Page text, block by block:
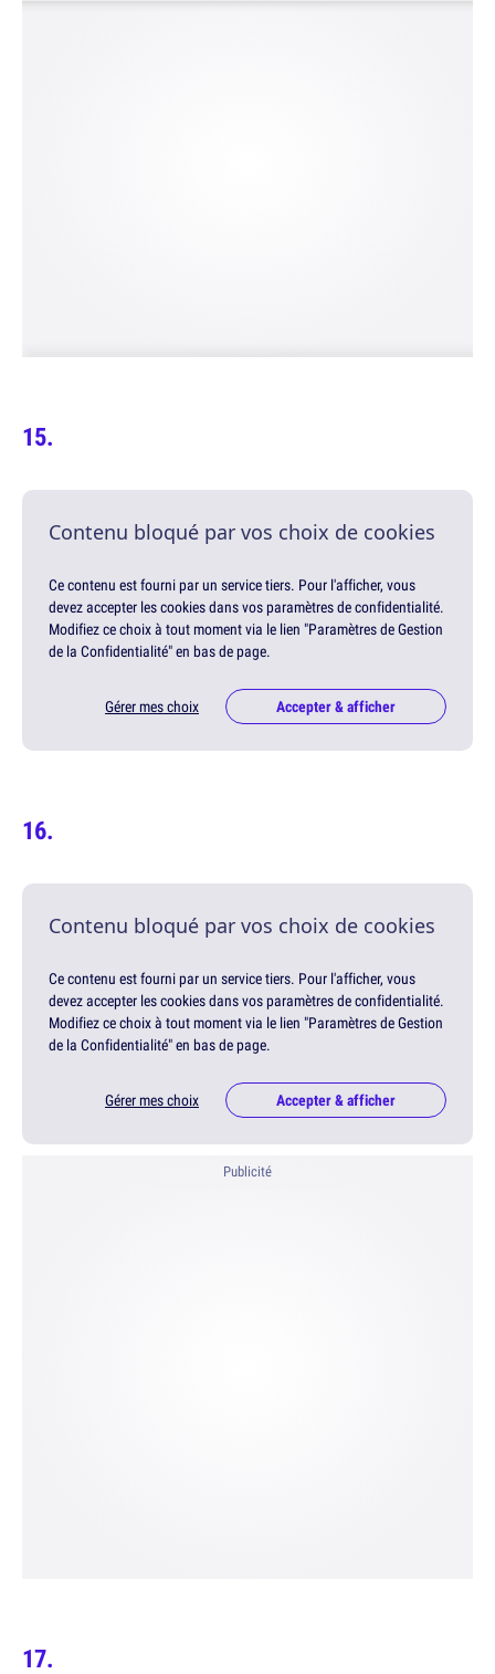
Contenu bloqué par vos choix de cookies
Ce contenu est fourni par un service tiers. Pour l'afficher, vous
devez accepter les cookies dans vos paramètres de confidentialité.
Modifiez ce choix à tout moment via le lien "Paramètres de Gestion
de la Confidentialité" en bas de page.
Gérer mes choix Accepter & afficher
Contenu bloqué par vos choix de cookies
Ce contenu est fourni par un service tiers. Pour l'afficher, vous
devez accepter les cookies dans vos paramètres de confidentialité.
Modifiez ce choix à tout moment via le lien "Paramètres de Gestion
de la Confidentialité" en bas de page.
Gérer mes choix Accepter & afficher
Publicité